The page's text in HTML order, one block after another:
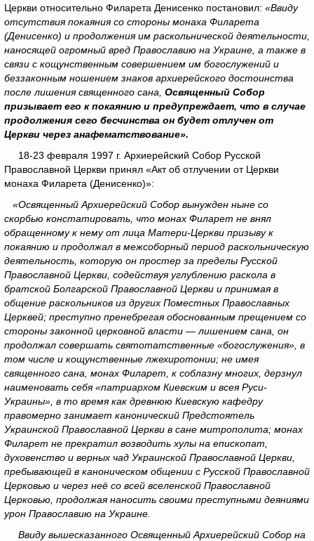
Церкви относительно Филарета Денисенко постановил: «Ввиду
отсутствия покаяния со стороны монаха Филарета
(Денисенко) и продолжения им раскольнической деятельности,
наносящей огромный вред Православию на Украине, а также в
связи с кощунственным совершением им богослужений и
беззаконным ношением знаков архиерейского достоинства
после лишения священного сана, Освященный Собор
призывает его к покаянию и предупреждает, что в случае
продолжения сего бесчинства он будет отлучен от
Церкви через анафематствование».
18-23 февраля 1997 г. Архиерейский Собор Русской
Православной Церкви принял «Акт об отлучении от Церкви
монаха Филарета (Денисенко)»:
«Освященный Архиерейский Собор вынужден ныне со
скорбью констатировать, что монах Филарет не внял
обращенному к нему от лица Матери-Церкви призыву к
покаянию и продолжал в межсоборный период раскольническую
деятельность, которую он простер за пределы Русской
Православной Церкви, содействуя углублению раскола в
братской Болгарской Православной Церкви и принимая в
общение раскольников из других Поместных Православных
Церквей; преступно пренебрегая обоснованным прещением со
стороны законной церковной власти — лишением сана, он
продолжал совершать святотатственные «богослужения», в
том числе и кощунственные лжехиротонии; не имея
священного сана, монах Филарет, к соблазну многих, дерзнул
наименовать себя «патриархом Киевским и всея Руси-
Украины», в то время как древнюю Киевскую кафедру
правомерно занимает канонический Предстоятель
Украинской Православной Церкви в сане митрополита; монах
Филарет не прекратил возводить хулы на епископат,
духовенство и верных чад Украинской Православной Церкви,
пребывающей в каноническом общении с Русской Православной
Церковью и через неё со всей вселенской Православной
Церковью, продолжая наносить своими преступными деяниями
урон Православию на Украине.
Ввиду вышесказанного Освященный Архиерейский Собор на